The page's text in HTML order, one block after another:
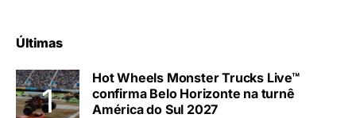
Últimas
Hot Wheels Monster Trucks Live™
confirma Belo Horizonte na turnê
América do Sul 2027